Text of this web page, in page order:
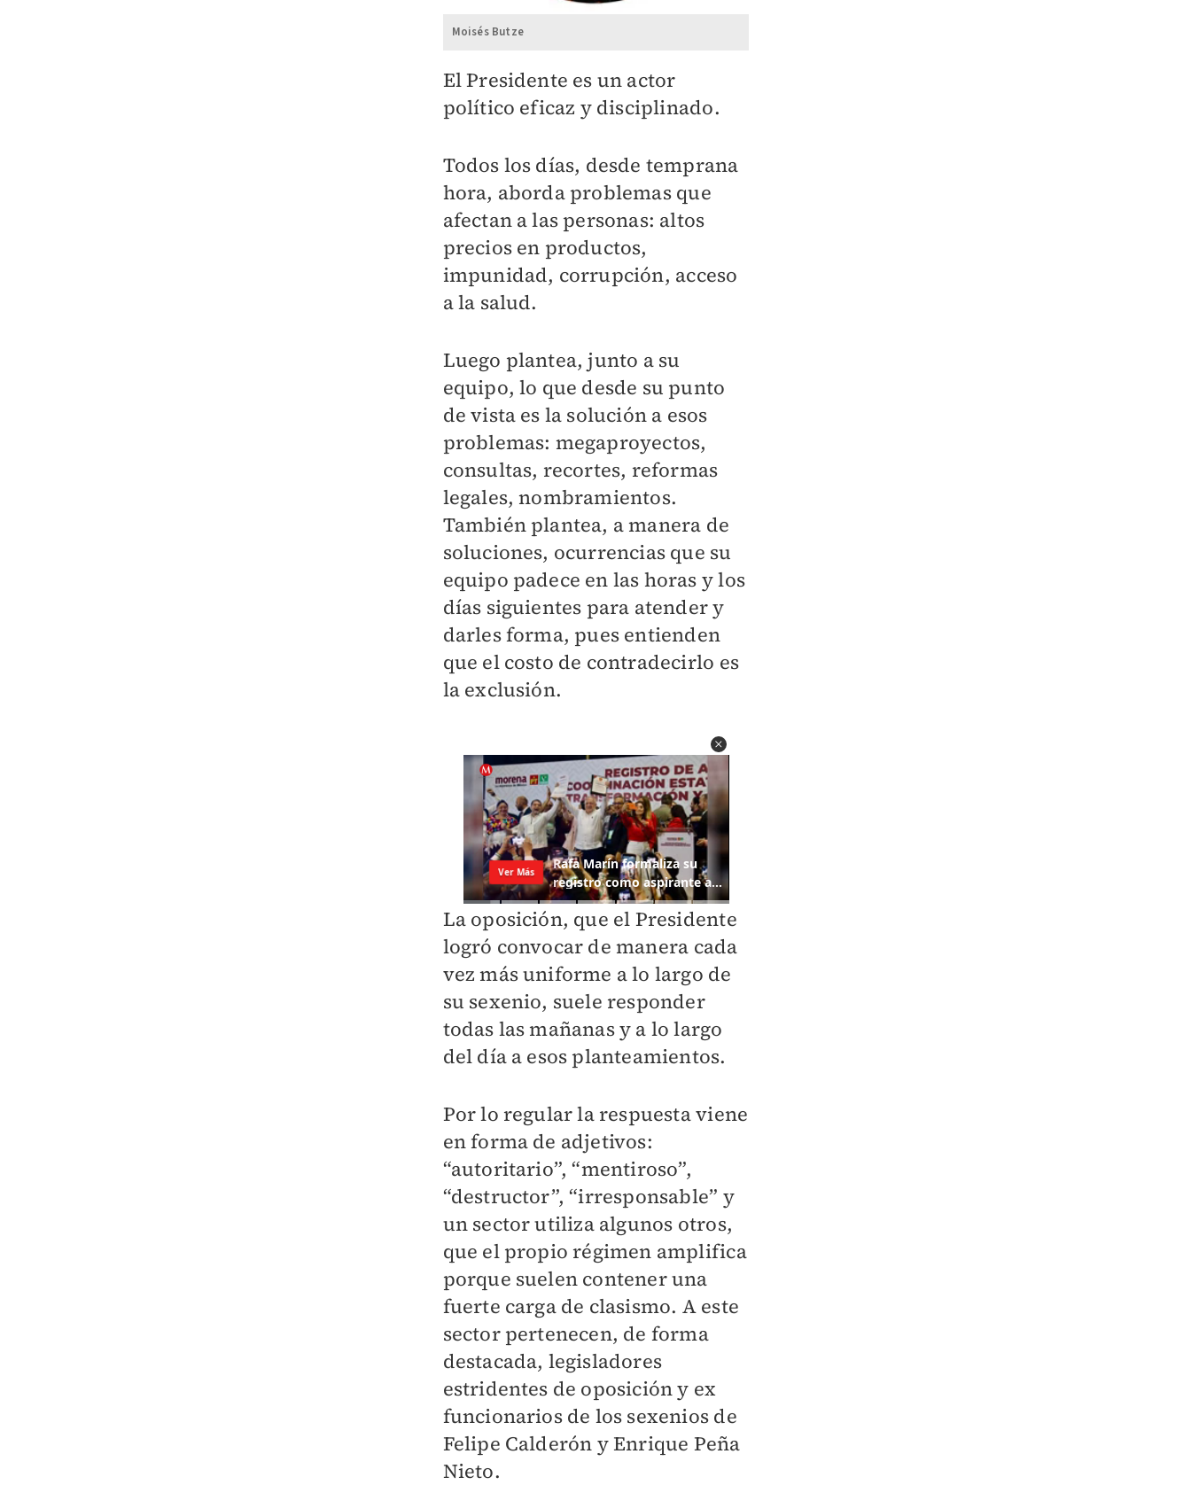
Moisés Butze
El Presidente es un actor
político eficaz y disciplinado.
Todos los días, desde temprana
hora, aborda problemas que
afectan a las personas: altos
precios en productos,
impunidad, corrupción, acceso
a la salud.
Luego plantea, junto a su
equipo, lo que desde su punto
de vista es la solución a esos
problemas: megaproyectos,
consultas, recortes, reformas
legales, nombramientos.
También plantea, a manera de
soluciones, ocurrencias que su
equipo padece en las horas y los
días siguientes para atender y
darles forma, pues entienden
que el costo de contradecirlo es
la exclusión.
La oposición, que el Presidente
logró convocar de manera cada
vez más uniforme a lo largo de
su sexenio, suele responder
todas las mañanas y a lo largo
del día a esos planteamientos.
Por lo regular la respuesta viene
en forma de adjetivos:
“autoritario”, “mentiroso”,
“destructor”, “irresponsable” y
un sector utiliza algunos otros,
que el propio régimen amplifica
porque suelen contener una
fuerte carga de clasismo. A este
sector pertenecen, de forma
destacada, legisladores
estridentes de oposición y ex
funcionarios de los sexenios de
Felipe Calderón y Enrique Peña
Nieto.